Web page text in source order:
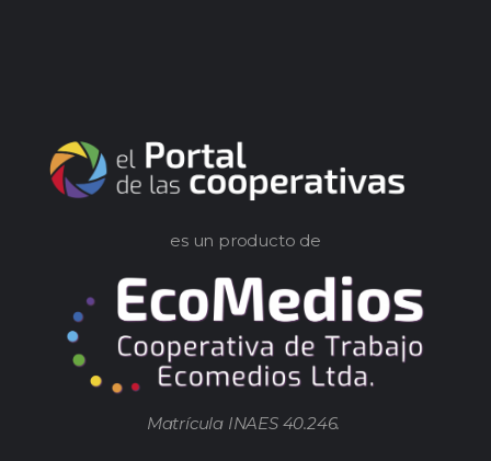
es un producto de
Matrícula INAES 40.246.